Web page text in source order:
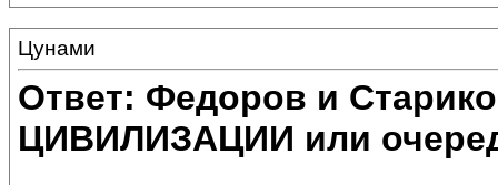
Цунами
Ответ: Федоров и
ЦИВИЛИЗАЦИИ или